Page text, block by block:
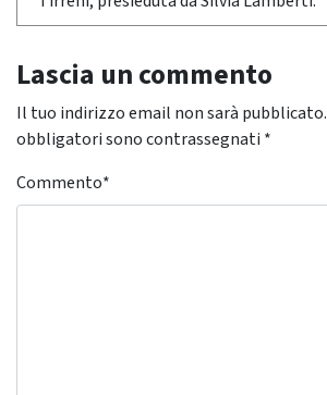
Lascia un commento
Il tuo indirizzo email non sarà pubblicato.
obbligatori sono contrassegnati *
Commento*